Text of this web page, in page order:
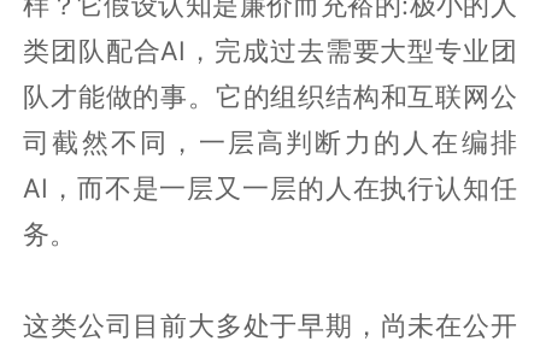
类团队配合AI，完成过去需要大型专业团
队才能做的事。它的组织结构和互联网公
司截然不同，一层高判断力的人在编排
AI，而不是一层又一层的人在执行认知任
务。
这类公司目前大多处于早期，尚未在公开